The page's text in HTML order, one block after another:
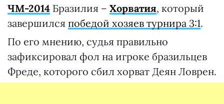
ЧМ-2014 Бразилия – Хорватия, который
завершился победой хозяев турнира 3:1.
По его мнению, судья правильно
зафиксировал фол на игроке бразильцев
Фреде, которого сбил хорват Деян Ловрен.